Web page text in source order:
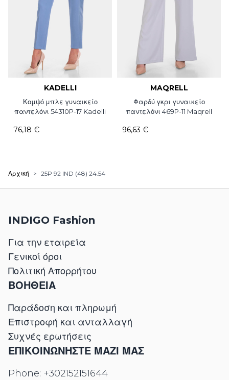
KADELLI
Κομψό μπλε γυναικείο
παντελόνι 54310P-17 Kadelli
76,18 €
MAQRELL
Φαρδύ γκρι γυναικείο
παντελόνι 469P-11 Maqrell
96,63 €
Αρχική > 25P 92 IND (48) 24.54
INDIGO Fashion
Για την εταιρεία
Γενικοί όροι
Πολιτική Απορρήτου
ΒΟΗΘΕΙΑ
Παράδοση και πληρωμή
Επιστροφή και ανταλλαγή
Συχνές ερωτήσεις
ΕΠΙΚΟΙΝΩΝΉΣΤΕ ΜΑΖΊ ΜΑΣ
Phone: +302152151644